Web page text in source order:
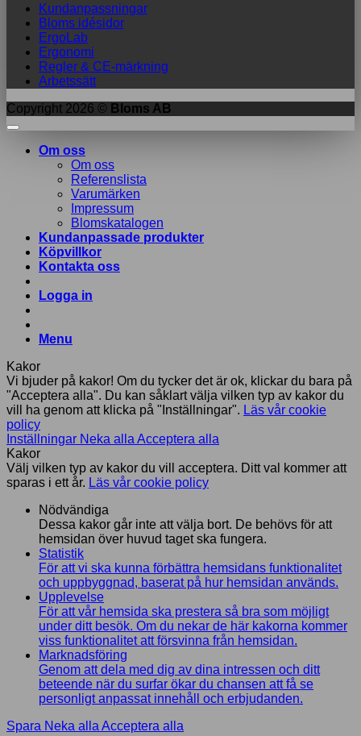
Kundanpassningar
Bloms idésidor
ErgoLab
Ergonomi
Regler & CE-märkning
Arbetssätt
Copyright 2026 © Bloms AB
Om oss
Om oss
Referenslista
Varumärken
Impressum
Blomskatalogen
Kundanpassade produkter
Köpvillkor
Kontakta oss
Logga in
Menu
Kakor
Vi bjuder på kakor! Om du tycker det är ok, klickar du bara på
"Acceptera alla". Du kan såklart välja vilken typ av kakor du
vill ha genom att klicka på "Inställningar". Läs vår cookie
policy
Inställningar Neka alla Acceptera alla
Kakor
Välj vilken typ av kakor du vill acceptera. Ditt val kommer att
sparas i ett år. Läs vår cookie policy
Nödvändiga
Dessa kakor går inte att välja bort. De behövs för att
hemsidan över huvud taget ska fungera.
Statistik
För att vi ska kunna förbättra hemsidans funktionalitet
och uppbyggnad, baserat på hur hemsidan används.
Upplevelse
För att vår hemsida ska prestera så bra som möjligt
under ditt besök. Om du nekar de här kakorna kommer
viss funktionalitet att försvinna från hemsidan.
Marknadsföring
Genom att dela med dig av dina intressen och ditt
beteende när du surfar ökar du chansen att få se
personligt anpassat innehåll och erbjudanden.
Spara Neka alla Acceptera alla